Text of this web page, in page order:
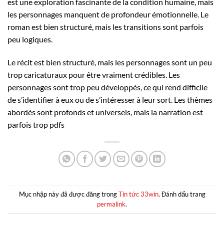
les personnages manquent de profondeur émotionnelle. Le
roman est bien structuré, mais les transitions sont parfois
peu logiques.
Le récit est bien structuré, mais les personnages sont un peu
trop caricaturaux pour être vraiment crédibles. Les
personnages sont trop peu développés, ce qui rend difficile
de s’identifier à eux ou de s’intéresser à leur sort. Les thèmes
abordés sont profonds et universels, mais la narration est
parfois trop pdfs
Mục nhập này đã được đăng trongTin tức 33win. Đánh dấu trang
permalink.